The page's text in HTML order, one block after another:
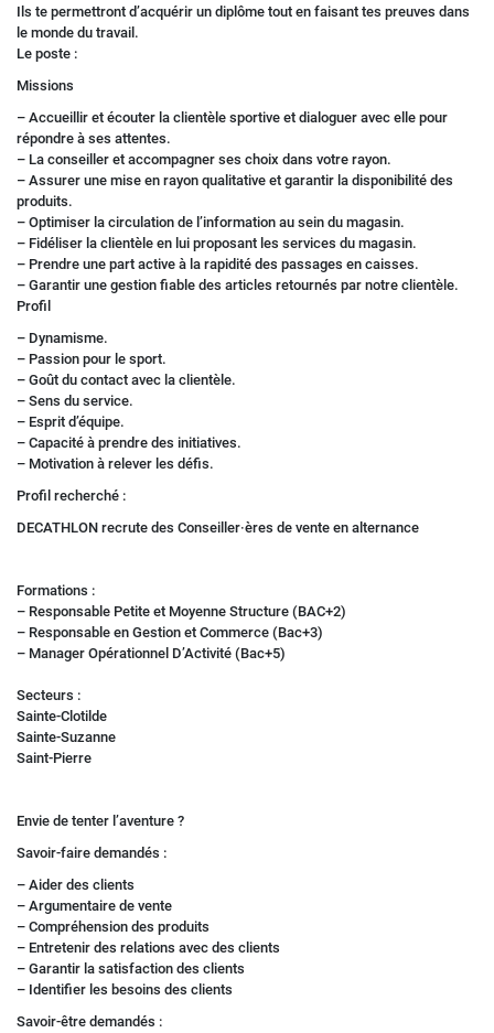
Ils te permettront d’acquérir un diplôme tout en faisant tes preuves dans
le monde du travail.
Le poste :
Missions
– Accueillir et écouter la clientèle sportive et dialoguer avec elle pour
répondre à ses attentes.
– La conseiller et accompagner ses choix dans votre rayon.
– Assurer une mise en rayon qualitative et garantir la disponibilité des
produits.
– Optimiser la circulation de l’information au sein du magasin.
– Fidéliser la clientèle en lui proposant les services du magasin.
– Prendre une part active à la rapidité des passages en caisses.
– Garantir une gestion fiable des articles retournés par notre clientèle.
Profil
– Dynamisme.
– Passion pour le sport.
– Goût du contact avec la clientèle.
– Sens du service.
– Esprit d’équipe.
– Capacité à prendre des initiatives.
– Motivation à relever les défis.
Profil recherché :
DECATHLON recrute des Conseiller·ères de vente en alternance
Formations :
– Responsable Petite et Moyenne Structure (BAC+2)
– Responsable en Gestion et Commerce (Bac+3)
– Manager Opérationnel D’Activité (Bac+5)
Secteurs :
Sainte-Clotilde
Sainte-Suzanne
Saint-Pierre
Envie de tenter l’aventure ?
Savoir-faire demandés :
– Aider des clients
– Argumentaire de vente
– Compréhension des produits
– Entretenir des relations avec des clients
– Garantir la satisfaction des clients
– Identifier les besoins des clients
Savoir-être demandés :